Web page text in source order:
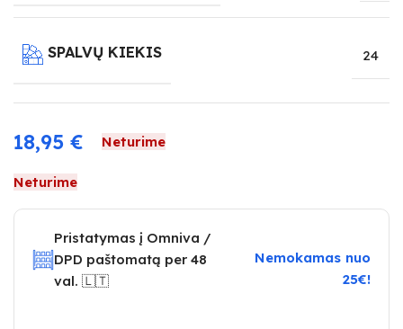
SPALVŲ KIEKIS 24
18,95 € Neturime
Neturime
Pristatymas į Omniva /
DPD paštomatą per 48
val. 🇱🇹
Nemokamas nuo
25€!